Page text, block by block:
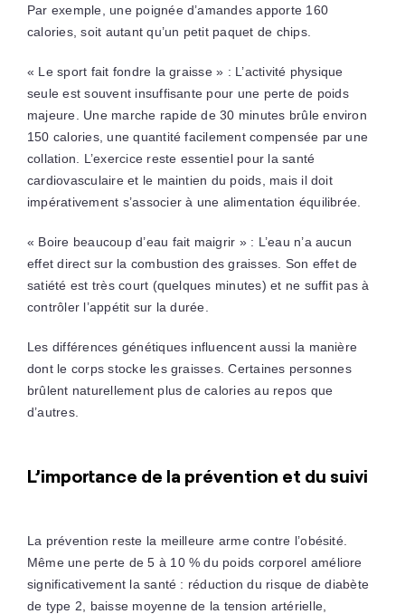
Par exemple, une poignée d’amandes apporte 160
calories, soit autant qu’un petit paquet de chips.
« Le sport fait fondre la graisse » : L’activité physique
seule est souvent insuffisante pour une perte de poids
majeure. Une marche rapide de 30 minutes brûle environ
150 calories, une quantité facilement compensée par une
collation. L’exercice reste essentiel pour la santé
cardiovasculaire et le maintien du poids, mais il doit
impérativement s’associer à une alimentation équilibrée.
« Boire beaucoup d’eau fait maigrir » : L’eau n’a aucun
effet direct sur la combustion des graisses. Son effet de
satiété est très court (quelques minutes) et ne suffit pas à
contrôler l’appétit sur la durée.
Les différences génétiques influencent aussi la manière
dont le corps stocke les graisses. Certaines personnes
brûlent naturellement plus de calories au repos que
d’autres.
L’importance de la prévention et du suivi
La prévention reste la meilleure arme contre l’obésité.
Même une perte de 5 à 10 % du poids corporel améliore
significativement la santé : réduction du risque de diabète
de type 2, baisse moyenne de la tension artérielle,